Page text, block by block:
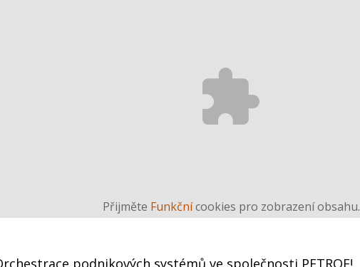
Přijměte Funkčnícookies pro zobrazení obsahu.
podnikových systémů ve společnosti PETROF!